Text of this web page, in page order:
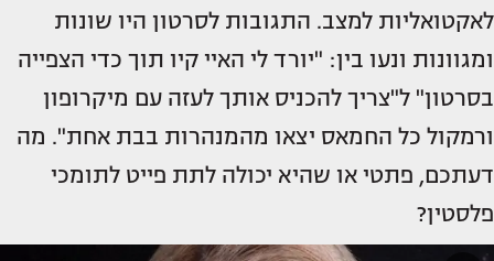
לאקטואליות למצב. התגובות לסרטון היו שונות
ומגוונות ונעו בין: "יורד לי האיי קיו תוך כדי הצפייה
בסרטון" ל"צריך להכניס אותך לעזה עם מיקרופון
ורמקול כל החמאס יצאו מהמנהרות בבת אחת". מה
דעתכם, פתטי או שהיא יכולה לתת פייט לתומכי
פלסטין?